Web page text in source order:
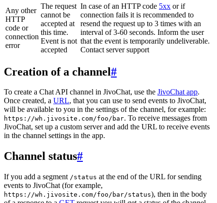
Any other
HTTP
code or
connection
error
The request
cannot be
accepted at
this time.
Event is not
accepted
In case of an HTTP code 5xx or if
connection fails it is recommended to
resend the request up to 3 times with an
interval of 3-60 seconds. Inform the user
that the event is temporarily undeliverable.
Contact server support
Creation of a channel#
To create a Chat API channel in JivoChat, use the JivoChat app.
Once created, a URL, that you can use to send events to JivoChat,
will be available to you in the settings of the channel, for example:
https://wh.jivosite.com/foo/bar. To receive messages from
JivoChat, set up a custom server and add the URL to receive events
in the channel settings in the app.
Channel status#
If you add a segment /status at the end of the URL for sending
events to JivoChat (for example,
https://wh.jivosite.com/foo/bar/status), then in the body